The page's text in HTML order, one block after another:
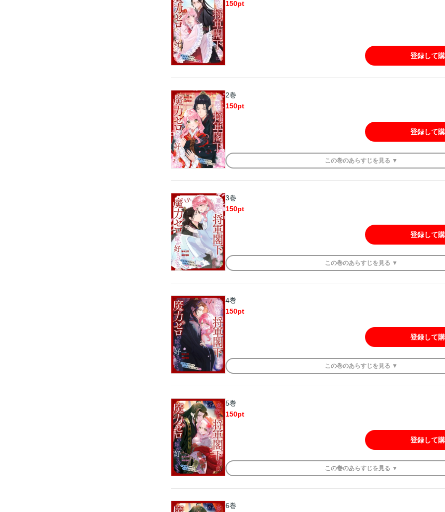
150pt
登録して
2巻
150pt
登録して
この巻のあらすじを 見る ▼
3巻
150pt
登録して
この巻のあらすじを 見る ▼
4巻
150pt
登録して
この巻のあらすじを 見る ▼
5巻
150pt
登録して
この巻のあらすじを 見る ▼
6巻